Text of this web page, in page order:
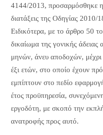
4144/2013, προσαρμόσθηκε η
διατάξεις της Οδηγίας
Ειδικότερα, με το άρθρο 50
δικαίωμα της γονικής
μηνών, άνευ αποδοχών, μέχρι
έξι ετών, στο οποίο έχουν
εμπίπτουν στο πεδίο
έτος προϋπηρεσία,
εργοδότη, με σκοπό την
ανατροφής προς αυτό.